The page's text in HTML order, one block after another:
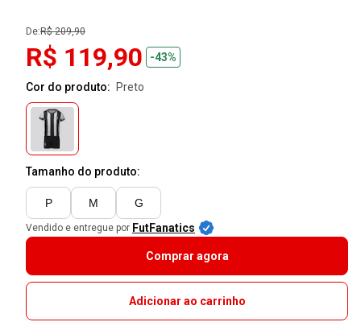
De:R$ 209,90
R$ 119,90 -43%
Cor do produto: preto
Tamanho do produto:
P M G
Vendido e entregue por FutFanatics
Comprar agora
Adicionar ao carrinho